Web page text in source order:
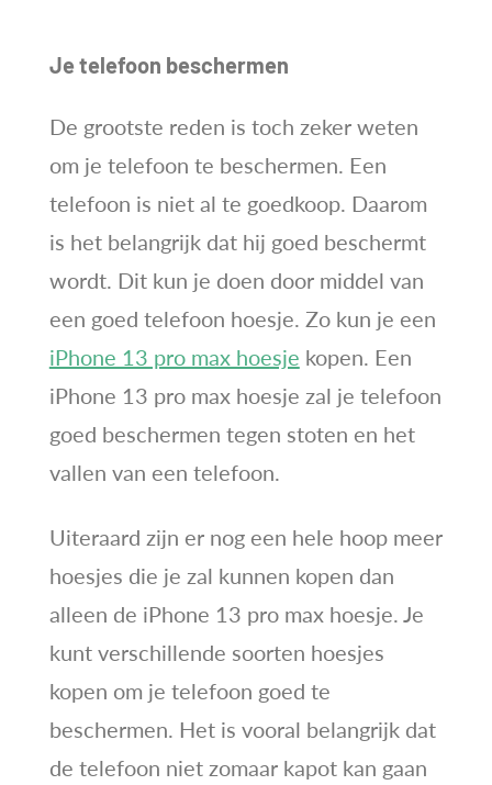
Je telefoon beschermen
De grootste reden is toch zeker weten
om je telefoon te beschermen. Een
telefoon is niet al te goedkoop. Daarom
is het belangrijk dat hij goed beschermt
wordt. Dit kun je doen door middel van
een goed telefoon hoesje. Zo kun je een
iPhone 13 pro max hoesje kopen. Een
iPhone 13 pro max hoesje zal je telefoon
goed beschermen tegen stoten en het
vallen van een telefoon.
Uiteraard zijn er nog een hele hoop meer
hoesjes die je zal kunnen kopen dan
alleen de iPhone 13 pro max hoesje. Je
kunt verschillende soorten hoesjes
kopen om je telefoon goed te
beschermen. Het is vooral belangrijk dat
de telefoon niet zomaar kapot kan gaan